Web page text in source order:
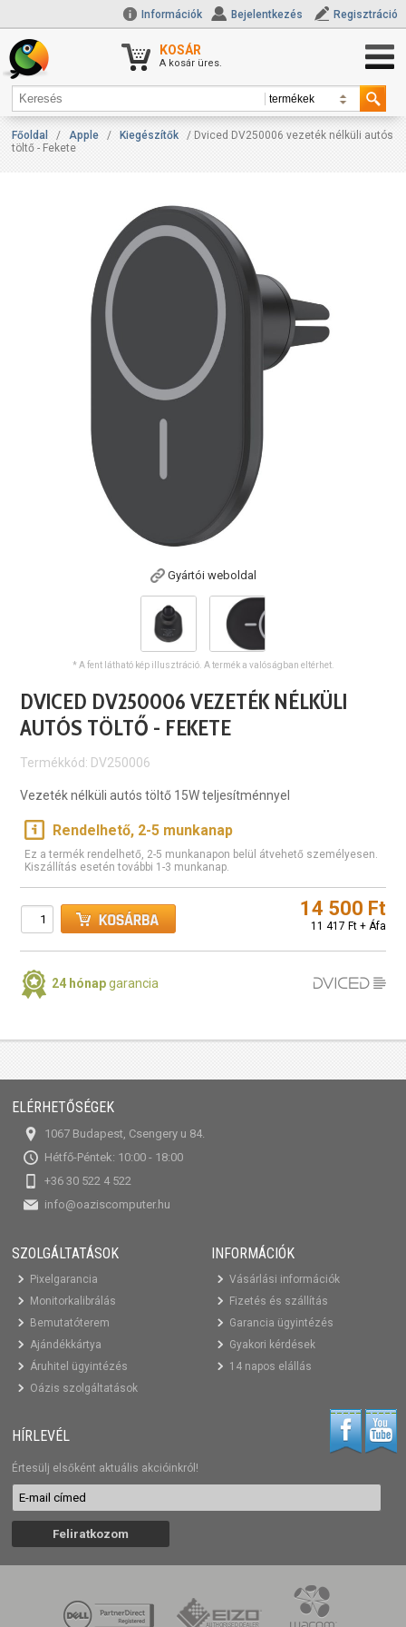
Információk Bejelentkezés Regisztráció
KOSÁR
A kosár üres.
Főoldal / Apple / Kiegészítők
/ Dviced DV250006 vezeték nélküli autós
töltő - Fekete
Gyártói weboldal
* A fent látható kép illusztráció. A termék a valóságban eltérhet.
DVICED DV250006 VEZETÉK NÉLKÜLI
AUTÓS TÖLTŐ - FEKETE
Termékkód: DV250006
Vezeték nélküli autós töltő 15W teljesítménnyel
Rendelhető, 2-5 munkanap
Ez a termék rendelhető, 2-5 munkanapon belül átvehető személyesen.
Kiszállítás esetén további 1-3 munkanap.
14 500 Ft
11 417 Ft + Áfa
24 hónapgarancia
ELÉRHETŐSÉGEK
1067 Budapest, Csengery u 84.
Hétfő-Péntek: 10:00 - 18:00
+36 30 522 4 522
info@oaziscomputer.hu
SZOLGÁLTATÁSOK
Pixelgarancia
Monitorkalibrálás
Bemutatóterem
Ajándékkártya
Áruhitel ügyintézés
Oázis szolgáltatások
INFORMÁCIÓK
Vásárlási információk
Fizetés és szállítás
Garancia ügyintézés
Gyakori kérdések
14 napos elállás
HÍRLEVÉL
Értesülj elsőként aktuális akcióinkról!